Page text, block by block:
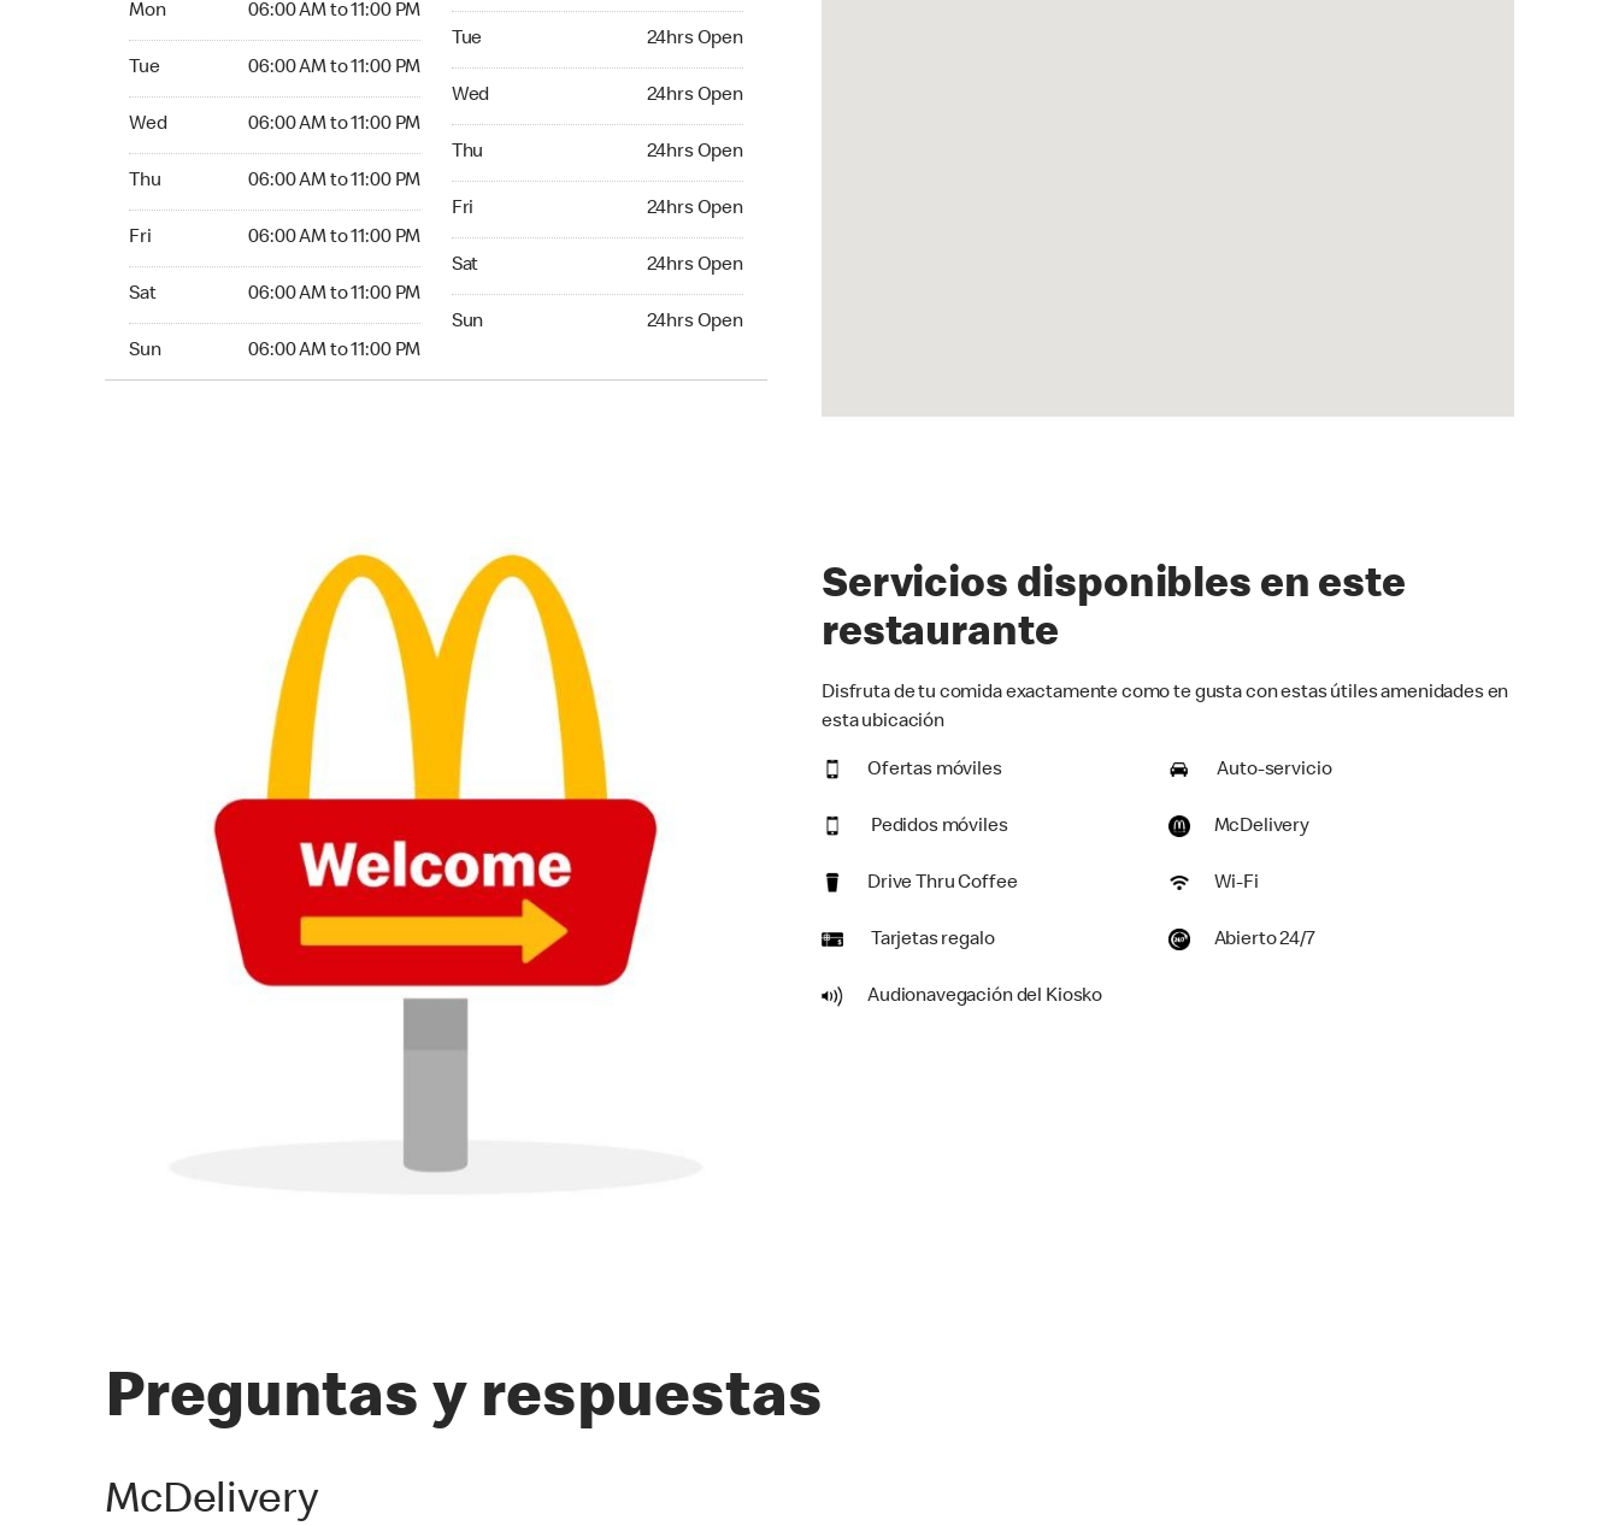
Mon 06:00 AM to 11:00 PM
Tue 06:00 AM to 11:00 PM
Wed 06:00 AM to 11:00 PM
Thu 06:00 AM to 11:00 PM
Fri 06:00 AM to 11:00 PM
Sat 06:00 AM to 11:00 PM
Sun 06:00 AM to 11:00 PM
Tue 24hrs Open
Wed 24hrs Open
Thu 24hrs Open
Fri 24hrs Open
Sat 24hrs Open
Sun 24hrs Open
Servicios disponibles en este
restaurante
Disfruta de tu comida exactamente como te gusta con estas útiles amenidades en
esta ubicación
Ofertas móviles Auto-servicio
Pedidos móviles McDelivery
Drive Thru Coffee Wi-Fi
Tarjetas regalo Abierto 24/7
Audionavegación del Kiosko
Preguntas y respuestas
McDelivery